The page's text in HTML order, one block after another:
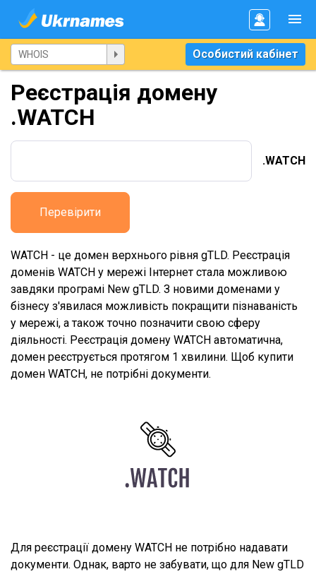
Особистий кабінет
Реєстрація домену
.WATCH
.WATCH
Перевірити
WATCH - це домен верхнього рівня gTLD. Реєстрація
доменів WATCH у мережі Інтернет стала можливою
завдяки програмі New gTLD. З новими доменами у
бізнесу з'явилася можливість покращити пізнаваність
у мережі, а також точно позначити свою сферу
діяльності. Реєстрація домену WATCH автоматична,
домен реєструється протягом 1 хвилини. Щоб купити
домен WATCH, не потрібні документи.
Для реєстрації домену WATCH не потрібно надавати
документи. Однак, варто не забувати, що для New gTLD